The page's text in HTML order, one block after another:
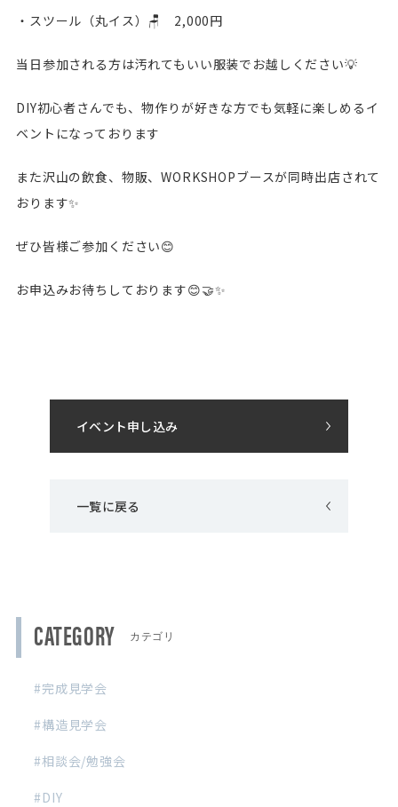
・スツール（丸イス）🪑 2,000円
当日参加される方は汚れてもいい服装でお越しください💡
DIY初心者さんでも、物作りが好きな方でも気軽に楽しめるイ
ベントになっております
また沢山の飲食、物販、WORKSHOPブースが同時出店されて
おります✨
ぜひ皆様ご参加ください😊
お申込みお待ちしております😊🤝✨
イベント申し込み
一覧に戻る
CATEGORY
完成見学会
構造見学会
相談会/勉強会
DIY